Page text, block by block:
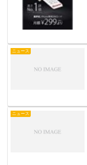
ニュース
ニュース